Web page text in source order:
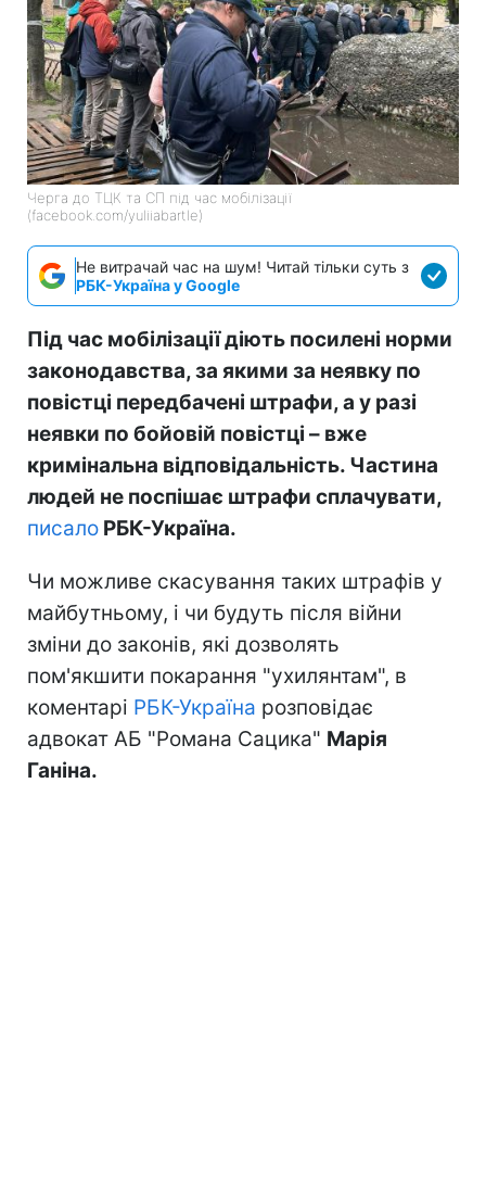
Черга до ТЦК та СП під час мобілізації
(facebook.com/yuliiabartle)
Не витрачай час на шум! Читай тільки суть з
РБК-Україна у Google
Під час мобілізації діють посилені норми
законодавства, за якими за неявку по
повістці передбачені штрафи, а у разі
неявки по бойовій повістці – вже
кримінальна відповідальність. Частина
людей не поспішає штрафи сплачувати,
писало РБК-Україна.
Чи можливе скасування таких штрафів у
майбутньому, і чи будуть після війни
зміни до законів, які дозволять
пом'якшити покарання "ухилянтам", в
коментарі РБК-Україна розповідає
адвокат АБ "Романа Сацика" Марія
Ганіна.